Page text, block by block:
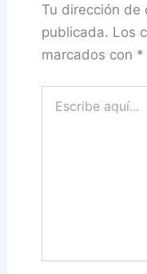
Tu dirección de
publicada. Los
marcados con *
aquí...